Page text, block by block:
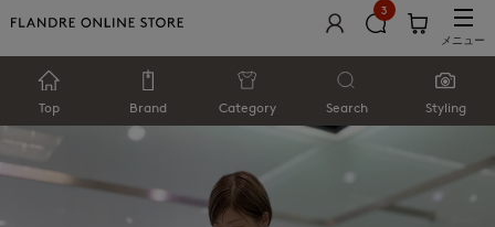
3
メニュー
Top Brand Category Search Styling